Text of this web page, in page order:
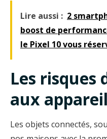
Lire aussi : 2
boost de
le Pixel 10 vous
Les risques
aux
Les objets connectés,